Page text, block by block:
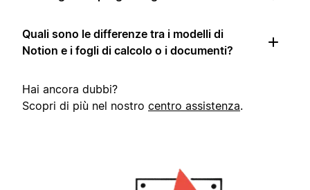
Quali sono le differenze tra i modelli di
Notion e i fogli di calcolo o i documenti?
Hai ancora dubbi?
Scopri di più nel nostro centro assistenza.